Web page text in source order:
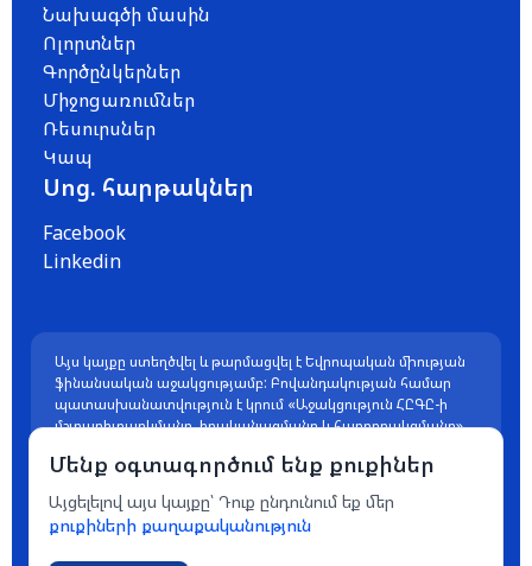
Նախագծի մասին
Ոլորտներ
Գործընկերներ
Միջոցառումներ
Ռեսուրսներ
Կապ
Սոց. հարթակներ
Facebook
Linkedin
Այս կայքը ստեղծվել և թարմացվել է Եվրոպական միության
ֆինանսական աջակցությամբ: Բովանդակության համար
պատասխանատվություն է կրում «Աջակցություն ՀԸԳԸ-ի
մշտադիտարկմանը, իրականացմանը և հաղորդակցմանը»
Եվրոպական միության տեսակետները:
© 2026 GOPA Partners in Action for Change and
Մենք օգտագործում ենք քուքիներ
Այցելելով այս կայքը՝ Դուք ընդունում եք մեր
քուքիների քաղաքականություն